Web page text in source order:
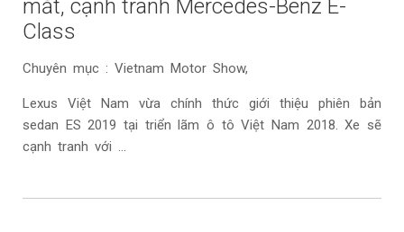
mắt, cạnh tranh Mercedes-Benz E-
Class
Chuyên mục : Vietnam Motor Show,
Lexus Việt Nam vừa chính thức giới thiệu phiên bản
sedan ES 2019 tại triển lãm ô tô Việt Nam 2018. Xe sẽ
cạnh tranh với ...